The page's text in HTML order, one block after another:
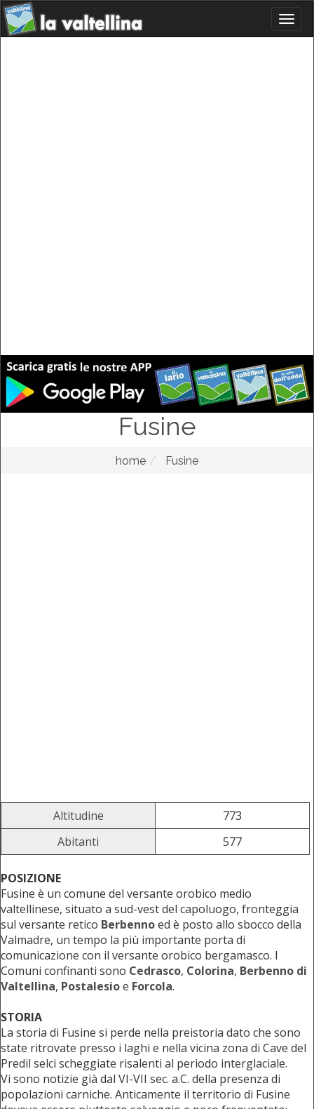
Fusine
home Fusine
Altitudine
773
Abitanti
577
POSIZIONE
Fusine è un comune del versante orobico medio
valtellinese, situato a sud-vest del capoluogo, fronteggia
sul versante retico Berbennoed è posto allo sbocco della
Valmadre, un tempo la più importante porta di
comunicazione con il versante orobico bergamasco. I
Comuni confinanti sono Cedrasco, Colorina, Berbenno di
Valtellina, Postalesioe Forcola.
STORIA
La storia di Fusine si perde nella preistoria dato che sono
state ritrovate presso i laghi e nella vicina zona di Cave del
Predil selci scheggiate risalenti al periodo interglaciale.
Vi sono notizie già dal VI-VII sec. a.C. della presenza di
popolazioni carniche. Anticamente il territorio di Fusine